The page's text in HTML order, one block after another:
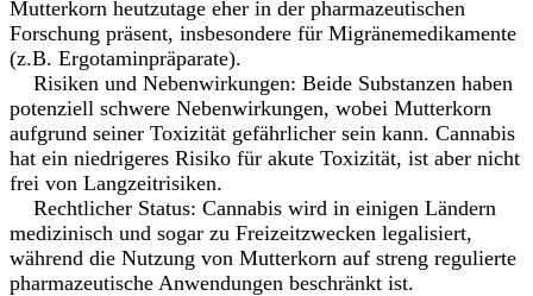
Mutterkorn heutzutage eher in der pharmazeutischen
Forschung präsent, insbesondere für Migränemedikamente
(z.B. Ergotaminpräparate).
Risiken und Nebenwirkungen: Beide Substanzen haben
potenziell schwere Nebenwirkungen, wobei Mutterkorn
aufgrund seiner Toxizität gefährlicher sein kann. Cannabis
hat ein niedrigeres Risiko für akute Toxizität, ist aber nicht
frei von Langzeitrisiken.
Rechtlicher Status: Cannabis wird in einigen Ländern
medizinisch und sogar zu Freizeitzwecken legalisiert,
während die Nutzung von Mutterkorn auf streng regulierte
pharmazeutische Anwendungen beschränkt ist.